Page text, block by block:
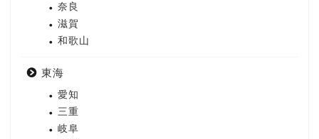
奈良
滋賀
和歌山
東海
愛知
三重
岐阜